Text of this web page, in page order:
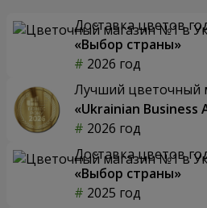
Доставка цветов
«Выбор страны»
2026 год
Лучший цветочный
«Ukrainian Business
2026 год
Доставка цветов
«Выбор страны»
2025 год